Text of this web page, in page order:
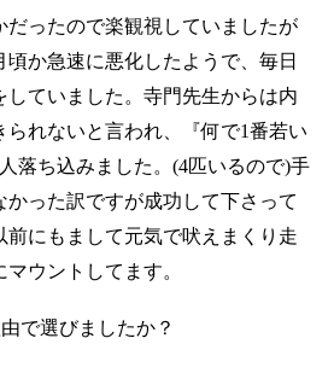
だったので楽観視していましたが
か急速に悪化したようで、毎日
していました。寺門先生からは内
れないと言われ、『何で1番若い
落ち込みました。(4匹いるので)手
った訳ですが成功して下さって
前にもまして元気で吠えまくり走
ウントしてます。
で選びましたか？